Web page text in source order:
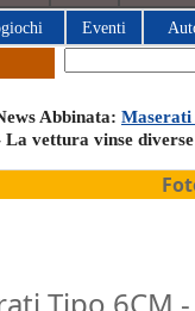
Eventi
Abbinata: Maserati
La vettura vinse